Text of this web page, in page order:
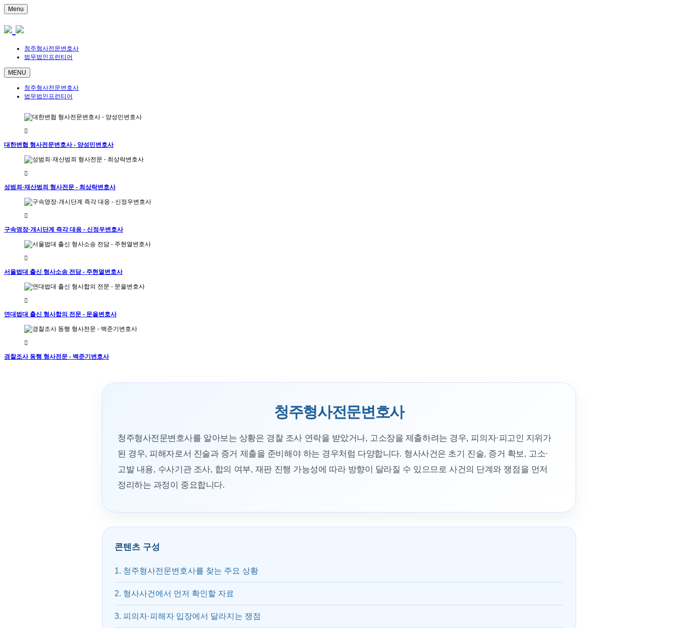
Menu
청주형사전문변호사
법무법인프런티어
MENU
청주형사전문변호사
법무법인프런티어
대한변협 형사전문변호사 - 양성민변호사
성범죄·재산범죄 형사전문 - 최상락변호사
구속영장·개시단계 즉각 대응 - 신정우변호사
서울법대 출신 형사소송 전담 - 주현열변호사
연대법대 출신 형사합의 전문 - 문을변호사
경찰조사 동행 형사전문 - 백준기변호사
청주형사전문변호사
청주형사전문변호사를 알아보는 상황은 경찰 조사 연락을 받았거나, 고소장을 제출하려는 경우, 피의자·피고인 지위가
된 경우, 피해자로서 진술과 증거 제출을 준비해야 하는 경우처럼 다양합니다. 형사사건은 초기 진술, 증거 확보, 고소·
고발 내용, 수사기관 조사, 합의 여부, 재판 진행 가능성에 따라 방향이 달라질 수 있으므로 사건의 단계와 쟁점을 먼저
정리하는 과정이 중요합니다.
콘텐츠 구성
1. 청주형사전문변호사를 찾는 주요 상황
2. 형사사건에서 먼저 확인할 자료
3. 피의자·피해자 입장에서 달라지는 쟁점